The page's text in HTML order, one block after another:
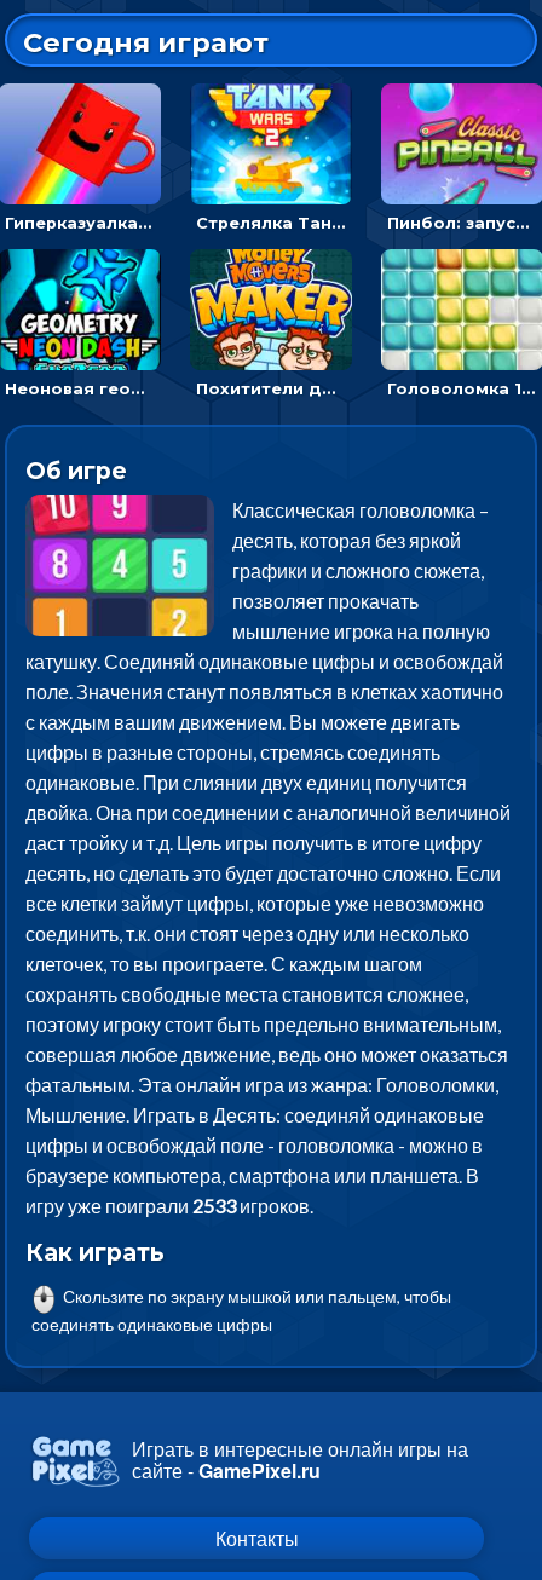
Сегодня играют
Гиперказуалка Летающая чашка кофе: двигаться и собирать кубики сахара Стрелялка Танковые войны: бить по танку врага, чтобы уничтожить зло Пинбол: запускать шарик, чтобы выбивать очки
Неоновая геометрия: прыгай через препятствия и собирай шары Похитители денег: управляйте друзьями и соберите все мешки с долларами Головоломка 10х10
Об игре
Классическая головоломка –
десять, которая без яркой
графики и сложного сюжета,
позволяет прокачать
мышление игрока на полную
катушку. Соединяй одинаковые цифры и освобождай
поле. Значения станут появляться в клетках хаотично
с каждым вашим движением. Вы можете двигать
цифры в разные стороны, стремясь соединять
одинаковые. При слиянии двух единиц получится
двойка. Она при соединении с аналогичной величиной
даст тройку и т.д. Цель игры получить в итоге цифру
десять, но сделать это будет достаточно сложно. Если
все клетки займут цифры, которые уже невозможно
соединить, т.к. они стоят через одну или несколько
клеточек, то вы проиграете. С каждым шагом
сохранять свободные места становится сложнее,
поэтому игроку стоит быть предельно внимательным,
совершая любое движение, ведь оно может оказаться
фатальным. Эта онлайн игра из жанра: Головоломки,
Мышление. Играть в Десять: соединяй одинаковые
цифры и освобождай поле - головоломка - можно в
браузере компьютера, смартфона или планшета. В
игру уже поиграли 2533игроков.
Как играть
Скользите по экрану мышкой или пальцем, чтобы
соединять одинаковые цифры
Играть в интересные онлайн игры на
сайте -GamePixel.ru
Контакты